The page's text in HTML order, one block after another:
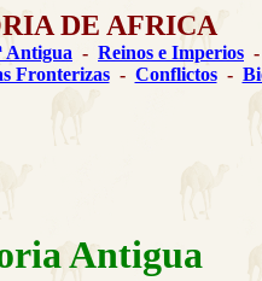
DE AFRICA
Antigua - Reinos e Imperios -
Fronterizas- Conflictos-
Antigua